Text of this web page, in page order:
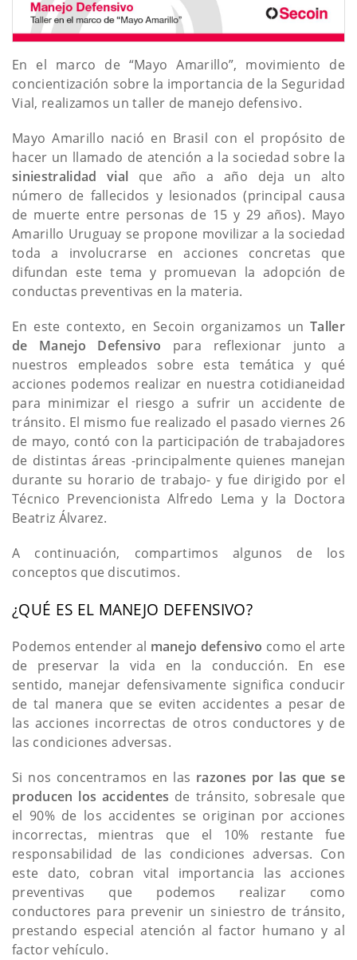
En el marco de “Mayo Amarillo”, movimiento de
concientización sobre la importancia de la Seguridad
Vial, realizamos un taller de manejo defensivo.
Mayo Amarillo nació en Brasil con el propósito de
hacer un llamado de atención a la sociedad sobre la
siniestralidad vial que año a año deja un alto
número de fallecidos y lesionados (principal causa
de muerte entre personas de 15 y 29 años). Mayo
Amarillo Uruguay se propone movilizar a la sociedad
toda a involucrarse en acciones concretas que
difundan este tema y promuevan la adopción de
conductas preventivas en la materia.
En este contexto, en Secoin organizamos unTaller
de Manejo Defensivo para reflexionar junto a
nuestros empleados sobre esta temática y qué
acciones podemos realizar en nuestra cotidianeidad
para minimizar el riesgo a sufrir un accidente de
tránsito. El mismo fue realizado el pasado viernes 26
de mayo, contó con la participación de trabajadores
de distintas áreas -principalmente quienes manejan
durante su horario de trabajo- y fue dirigido por el
Técnico Prevencionista Alfredo Lema y la Doctora
Beatriz Álvarez.
A continuación, compartimos algunos de los
conceptos que discutimos.
¿QUÉ ES EL MANEJO DEFENSIVO?
Podemos entender al manejo defensivo como el arte
de preservar la vida en la conducción. En ese
sentido, manejar defensivamente significa conducir
de tal manera que se eviten accidentes a pesar de
las acciones incorrectas de otros conductores y de
las condiciones adversas.
Si nos concentramos en las razones por las que se
producen los accidentes de tránsito, sobresale que
el 90% de los accidentes se originan por acciones
incorrectas, mientras que el 10% restante fue
responsabilidad de las condiciones adversas. Con
este dato, cobran vital importancia las acciones
preventivas que podemos realizar como
conductores para prevenir un siniestro de tránsito,
prestando especial atención al factor humano y al
factor vehículo.